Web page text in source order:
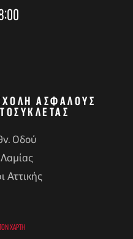
ΑΣΦΑΛΟΎΣ
Οδού
Αττικής
ΧΆΡΤΗ